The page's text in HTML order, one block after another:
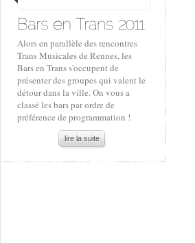
Alors en parallèle des rencontres
Trans Musicales de Rennes, les
Bars en Trans s'occupent de
présenter des groupes qui valent le
détour dans la ville. On vous a
classé les bars par ordre de
préférence de programmation !
lire la suite